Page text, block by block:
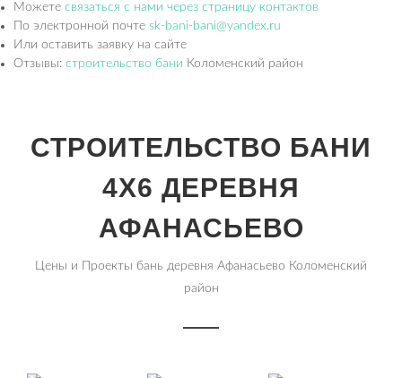
Можете связаться с нами через страницу контактов
По электронной почте sk-bani-bani@yandex.ru
Или оставить заявку на сайте
Отзывы: строительство бани Коломенский район
СТРОИТЕЛЬСТВО БАНИ
4Х6 ДЕРЕВНЯ
АФАНАСЬЕВО
Цены и Проекты бань деревня Афанасьево Коломенский
район